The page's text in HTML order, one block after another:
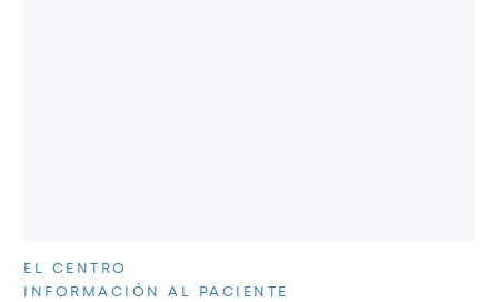
EL CENTRO
INFORMACIÓN AL PACIENTE